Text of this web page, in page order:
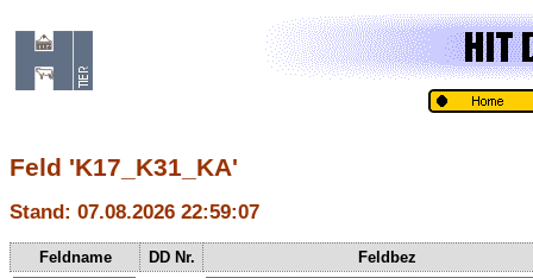
Feld 'K17_K31_KA'
Stand: 07.08.2026 22:59:07
Feldname DD Nr. Feldbez